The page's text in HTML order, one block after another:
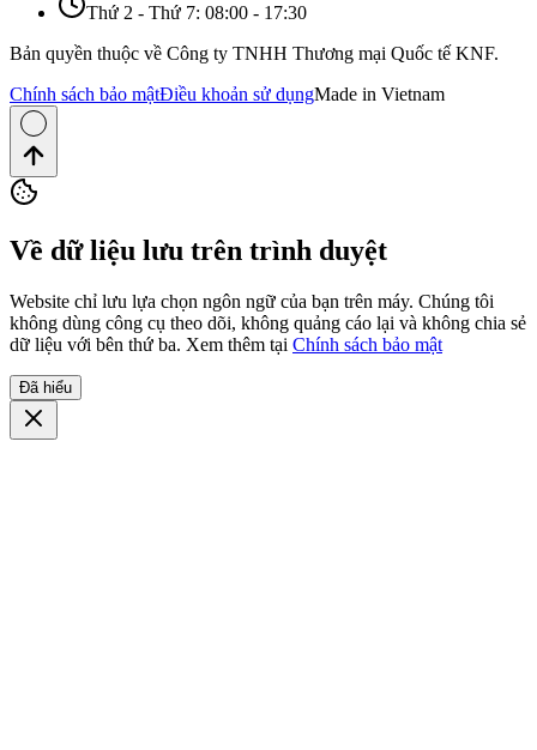
Thứ 2 - Thứ 7: 08:00 - 17:30
Bản quyền thuộc về Công ty TNHH Thương mại Quốc tế KNF.
Chính sách bảo mậtĐiều khoản sử dụngMade in Vietnam
Về dữ liệu lưu trên trình duyệt
Website chỉ lưu lựa chọn ngôn ngữ của bạn trên máy. Chúng tôi
không dùng công cụ theo dõi, không quảng cáo lại và không chia sẻ
dữ liệu với bên thứ ba. Xem thêm tại Chính sách bảo mật
Đã hiểu